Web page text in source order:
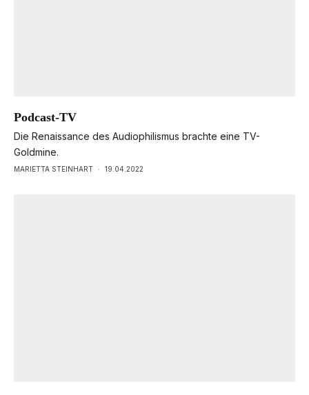
Podcast-TV
Die Renaissance des Audiophilismus brachte eine TV-
Goldmine.
MARIETTA STEINHART · 19.04.2022